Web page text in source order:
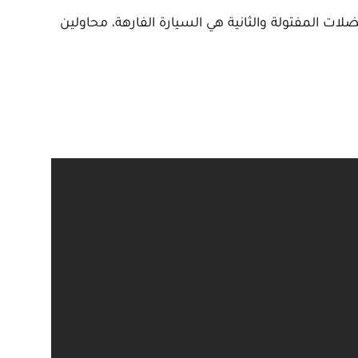
المفتولة والثانية هي السيارة الفارهة، محاولين